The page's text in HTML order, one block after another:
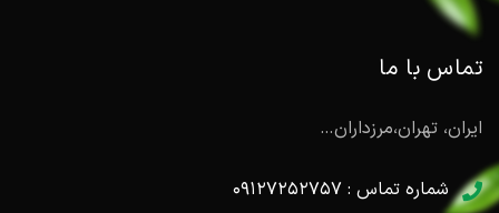
تماس با ما
ایران، تهران،مرزداران…
شماره تماس : ۰۹۱۲۷۲۵۲۷۵۷